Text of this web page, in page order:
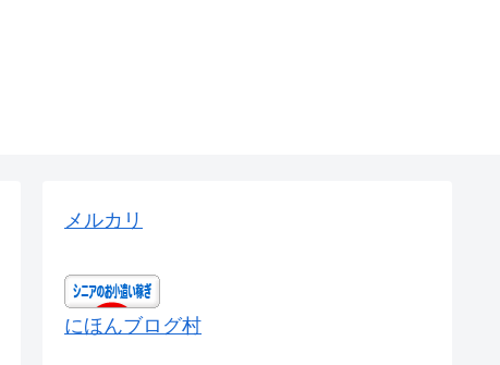
メルカリ
にほんブログ村